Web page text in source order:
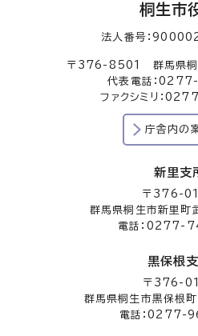
桐生市
法人番号：
〒376-8501 群馬県桐
代表電話：
ファクシミリ：
庁舎内の
新里支
〒376-
群馬県桐生市新里町
電話：0277-
黒保根
〒376-
群馬県桐生市黒保根
電話：0277-